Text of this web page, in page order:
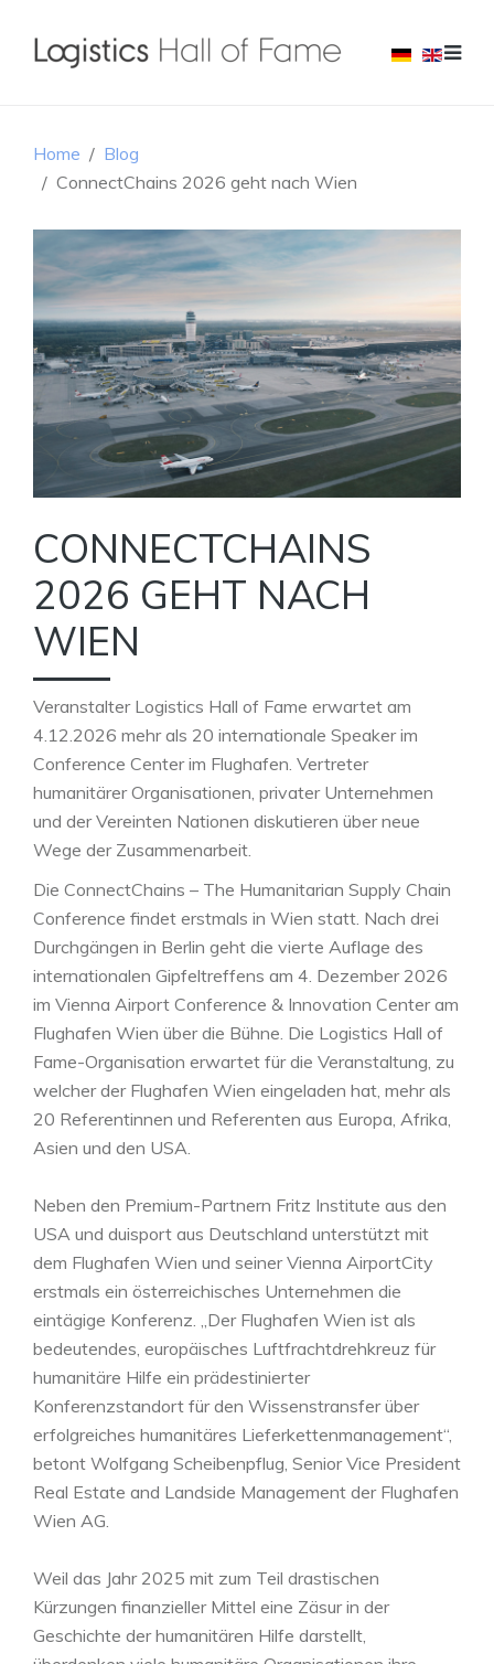
Home
Blog
ConnectChains 2026 geht nach Wien
CONNECTCHAINS
2026 GEHT NACH
WIEN
Veranstalter Logistics Hall of Fame erwartet am
4.12.2026 mehr als 20 internationale Speaker im
Conference Center im Flughafen. Vertreter
humanitärer Organisationen, privater Unternehmen
und der Vereinten Nationen diskutieren über neue
Wege der Zusammenarbeit.
Die ConnectChains – The Humanitarian Supply Chain
Conference findet erstmals in Wien statt. Nach drei
Durchgängen in Berlin geht die vierte Auflage des
internationalen Gipfeltreffens am 4. Dezember 2026
im Vienna Airport Conference & Innovation Center am
Flughafen Wien über die Bühne. Die Logistics Hall of
Fame-Organisation erwartet für die Veranstaltung, zu
welcher der Flughafen Wien eingeladen hat, mehr als
20 Referentinnen und Referenten aus Europa, Afrika,
Asien und den USA.
Neben den Premium-Partnern Fritz Institute aus den
USA und duisport aus Deutschland unterstützt mit
dem Flughafen Wien und seiner Vienna AirportCity
erstmals ein österreichisches Unternehmen die
eintägige Konferenz. „Der Flughafen Wien ist als
bedeutendes, europäisches Luftfrachtdrehkreuz für
humanitäre Hilfe ein prädestinierter
Konferenzstandort für den Wissenstransfer über
erfolgreiches humanitäres Lieferkettenmanagement“,
betont Wolfgang Scheibenpflug, Senior Vice President
Real Estate and Landside Management der Flughafen
Wien AG.
Weil das Jahr 2025 mit zum Teil drastischen
Kürzungen finanzieller Mittel eine Zäsur in der
Geschichte der humanitären Hilfe darstellt,